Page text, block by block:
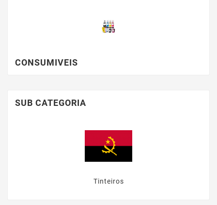
CONSUMIVEIS
SUB CATEGORIA
Tinteiros